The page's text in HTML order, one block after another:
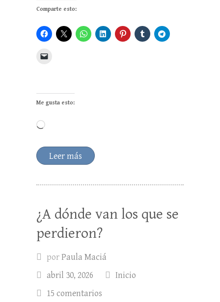
Comparte esto:
Me gusta esto:
Cargando...
Leer más
¿A dónde van los que se
perdieron?
porPaula Maciá
abril 30, 2026
Inicio
15 comentarios